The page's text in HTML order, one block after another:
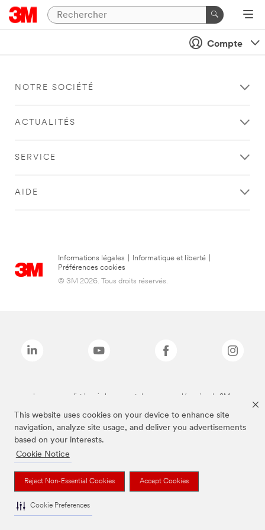
This website uses cookies on your device to enhance site
navigation, analyze site usage, and deliver you advertisements
based on your interests.
Cookie Notice
Reject Non-Essential Cookies Accept Cookies
Cookie Preferences
Compte
NOTRE SOCIÉTÉ
ACTUALITÉS
SERVICE
AIDE
Informations légales Informatique et liberté
Préférences cookies
© 3M 2026. Tous droits réservés.
Les marques listées ci-dessus sont des marques déposées de 3M.